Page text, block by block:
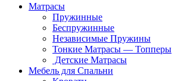
Матрасы
Пружинные
Беспружинные
Независимые Пружины
Тонкие Матрасы — Топперы
Детские Матрасы
Мебель для Спальни